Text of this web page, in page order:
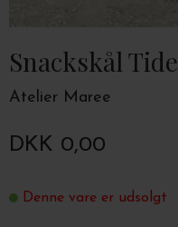
Snackskål
Atelier Maree
DKK 0,00
Denne vare er udsolgt